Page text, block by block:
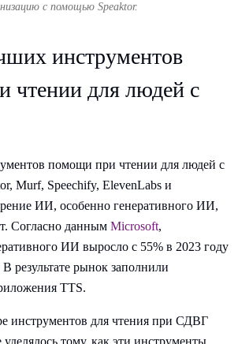
с помощью Speaktor.
инструментов
чтении для людей с
помощи при чтении для людей с
Murf, Speechify, ElevenLabs и
ИИ, особенно генеративного ИИ,
Согласно данным Microsoft,
ИИ выросло с 55% в 2023 году
результате рынок заполнили
TTS.
инструментов для чтения при СДВГ
тому, как эти инструменты